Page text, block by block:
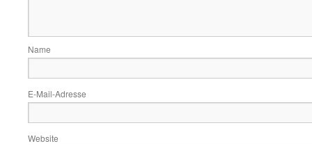
Name
E-Mail-Adresse
Website